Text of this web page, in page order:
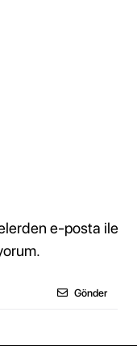
e-posta ile
Gönder